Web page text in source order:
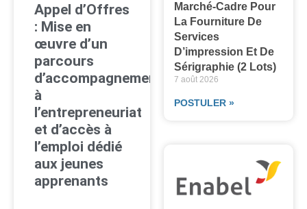
Appel d’Offres
: Mise en
œuvre d’un
parcours
d’accompagnement
à
l’entrepreneuriat
et d’accès à
l’emploi dédié
aux jeunes
apprenants
Marché-Cadre Pour
La Fourniture De
Services
D’impression Et De
Sérigraphie (2 Lots)
7 août 2026
POSTULER »